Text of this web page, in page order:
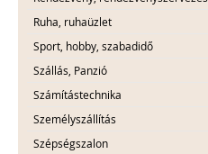
Ruha, ruhaüzlet
Sport, hobby, szabadidő
Szállás, Panzió
Számítástechnika
Személyszállítás
Szépségszalon